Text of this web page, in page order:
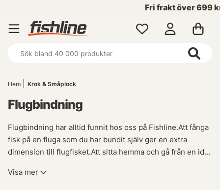
Fri frakt över 699 kr!
Hem Krok & Småplock
Flugbindning
Flugbindning har alltid funnit hos oss på Fishline.Att fånga
fisk på en fluga som du har bundit själv ger en extra
dimension till flugfisket.Att sitta hemma och gå från en idé
väldigt tillfredsställande upplevelse.
Visa mer